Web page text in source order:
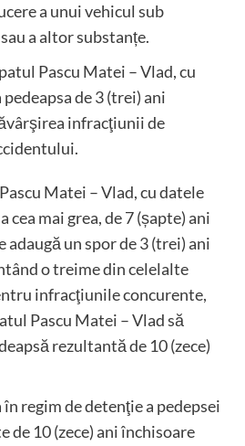
a unui vehicul sub
a altor substanțe.
Pascu Matei – Vlad, cu
de 3 (trei) ani
infracţiunii de
Matei – Vlad, cu datele
cea mai grea, de 7 (șapte) ani
adaugă un spor de 3 (trei) ani
o treime din celelalte
infracţiunile concurente,
Pascu Matei – Vlad să
rezultantă de 10 (zece)
regim de detenţie a pedepsei
de 10 (zece) ani închisoare